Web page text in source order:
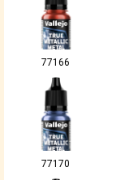
77166
77170